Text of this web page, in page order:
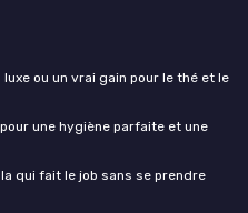
ou un vrai gain pour le thé et le
une hygiène parfaite et une
qui fait le job sans se prendre